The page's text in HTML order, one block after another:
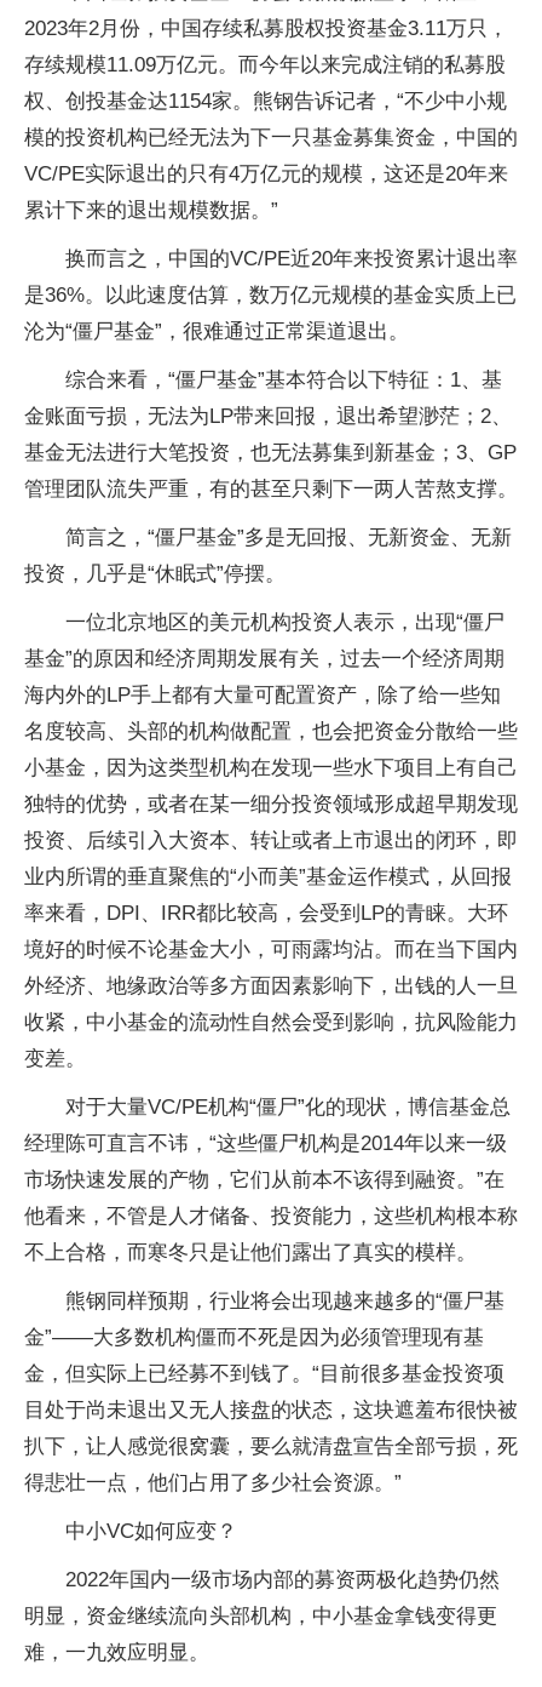
2023年2月份，中国存续私募股权投资基金3.11万只，
存续规模11.09万亿元。而今年以来完成注销的私募股
权、创投基金达1154家。熊钢告诉记者，“不少中小规
模的投资机构已经无法为下一只基金募集资金，中国的
VC/PE实际退出的只有4万亿元的规模，这还是20年来
累计下来的退出规模数据。”
换而言之，中国的VC/PE近20年来投资累计退出率
是36%。以此速度估算，数万亿元规模的基金实质上已
沦为“僵尸基金”，很难通过正常渠道退出。
综合来看，“僵尸基金”基本符合以下特征：1、基
金账面亏损，无法为LP带来回报，退出希望渺茫；2、
基金无法进行大笔投资，也无法募集到新基金；3、GP
管理团队流失严重，有的甚至只剩下一两人苦熬支撑。
简言之，“僵尸基金”多是无回报、无新资金、无新
投资，几乎是“休眠式”停摆。
一位北京地区的美元机构投资人表示，出现“僵尸
基金”的原因和经济周期发展有关，过去一个经济周期
海内外的LP手上都有大量可配置资产，除了给一些知
名度较高、头部的机构做配置，也会把资金分散给一些
小基金，因为这类型机构在发现一些水下项目上有自己
独特的优势，或者在某一细分投资领域形成超早期发现
投资、后续引入大资本、转让或者上市退出的闭环，即
业内所谓的垂直聚焦的“小而美”基金运作模式，从回报
率来看，DPI、IRR都比较高，会受到LP的青睐。大环
境好的时候不论基金大小，可雨露均沾。而在当下国内
外经济、地缘政治等多方面因素影响下，出钱的人一旦
收紧，中小基金的流动性自然会受到影响，抗风险能力
变差。
对于大量VC/PE机构“僵尸”化的现状，博信基金总
经理陈可直言不讳，“这些僵尸机构是2014年以来一级
市场快速发展的产物，它们从前本不该得到融资。”在
他看来，不管是人才储备、投资能力，这些机构根本称
不上合格，而寒冬只是让他们露出了真实的模样。
熊钢同样预期，行业将会出现越来越多的“僵尸基
金”——大多数机构僵而不死是因为必须管理现有基
金，但实际上已经募不到钱了。“目前很多基金投资项
目处于尚未退出又无人接盘的状态，这块遮羞布很快被
扒下，让人感觉很窝囊，要么就清盘宣告全部亏损，死
得悲壮一点，他们占用了多少社会资源。”
中小VC如何应变？
2022年国内一级市场内部的募资两极化趋势仍然
明显，资金继续流向头部机构，中小基金拿钱变得更
难，一九效应明显。